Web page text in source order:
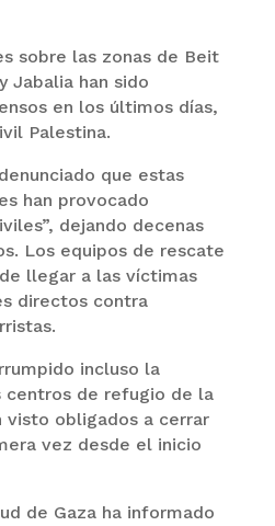
sobre las zonas de Beit
Jabalia han sido
en los últimos días,
Palestina.
que estas
han provocado
dejando decenas
Los equipos de rescate
llegar a las víctimas
directos contra
incluso la
centros de refugio de la
visto obligados a cerrar
vez desde el inicio
de Gaza ha informado